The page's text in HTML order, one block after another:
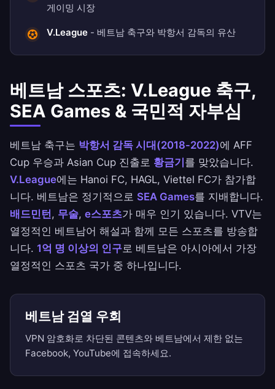
게이밍 시장
V.League - 베트남 축구와 박항서 감독의 유산
베트남 스포츠: V.League 축구,
SEA Games & 국민적 자부심
베트남 축구는 박항서 감독 시대(2018-2022)에 AFF
Cup 우승과 Asian Cup 진출로 황금기 를 맞았습니다.
V.League에는 Hanoi FC, HAGL, Viettel FC가 참가합
니다. 베트남은 정기적으로 SEA Games를 지배합니다.
배드민턴, 무술, e스포츠가 매우 인기 있습니다. VTV는
열정적인 베트남어 해설과 함께 모든 스포츠를 방송합
니다. 1억 명 이상의 인구로 베트남은 아시아에서 가장
열정적인 스포츠 국가 중 하나입니다.
베트남 검열 우회
VPN 암호화로 차단된 콘텐츠와 베트남에서 제한 없는
Facebook, YouTube에 접속하세요.